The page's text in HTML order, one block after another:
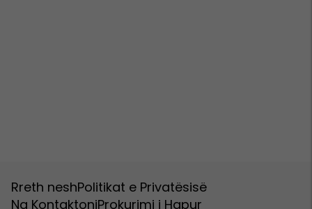
Rreth neshPolitikat e Privatësisë
Na KontaktoniProkurimi i Hapur